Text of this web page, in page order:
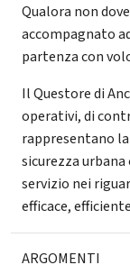
Qualora non
accompagnato
partenza con
Il Questore di
operativi, di
rappresentano
sicurezza
servizio nei
efficace,
ARGOMENTI